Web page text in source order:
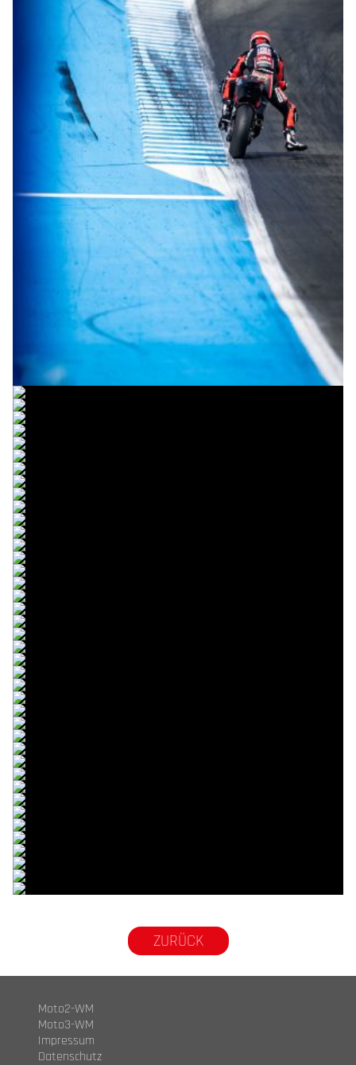
© R.Lekl
© R.Lekl
© R.Lekl
© R.Lekl
© R.Lekl
© R.Lekl
© R.Lekl
© R.Lekl
© R.Lekl
© R.Lekl
© R.Lekl
© R.Lekl
© R.Lekl
© R.Lekl
© R.Lekl
© R.Lekl
© R.Lekl
© R.Lekl
© R.Lekl
© R.Lekl
© R.Lekl
© R.Lekl
© R.Lekl
© R.Lekl
© R.Lekl
© R.Lekl
© R.Lekl
© R.Lekl
© R.Lekl
© R.Lekl
© R.Lekl
© R.Lekl
© R.Lekl
© R.Lekl
© R.Lekl
© R.Lekl
© R.Lekl
© R.Lekl
© R.Lekl
ZURÜCK
Moto2-WM
Moto3-WM
Impressum
Datenschutz